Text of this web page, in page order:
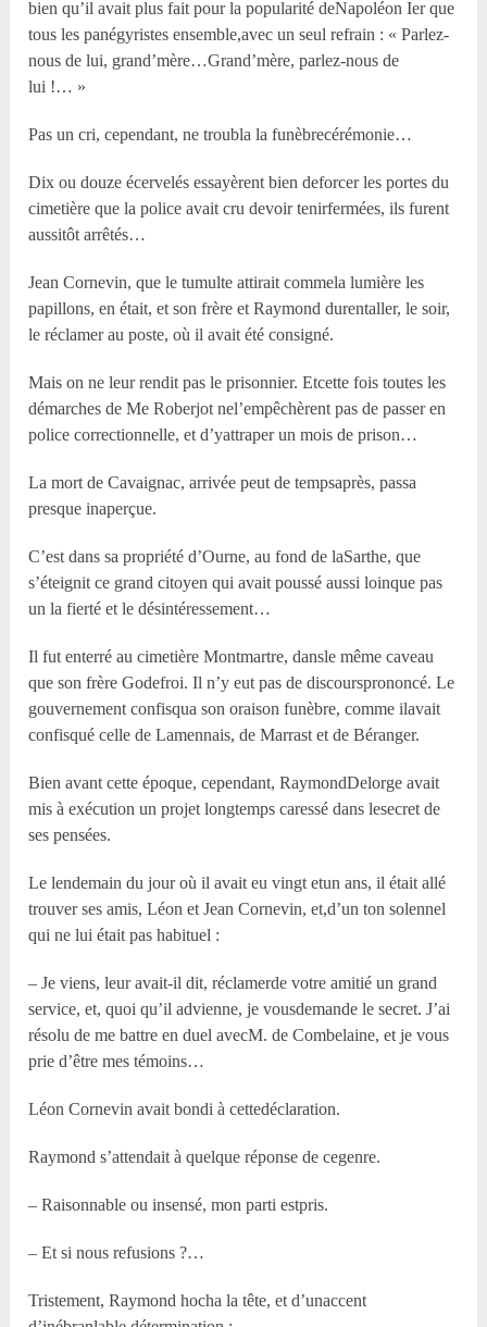
bien qu’il avait plus fait pour la popularité deNapoléon Ierque
tous les panégyristes ensemble,avec un seul refrain : « Parlez-
nous de lui, grand’mère…Grand’mère, parlez-nous de
lui !… »
Pas un cri, cependant, ne troubla la funèbrecérémonie…
Dix ou douze écervelés essayèrent bien deforcer les portes du
cimetière que la police avait cru devoir tenirfermées, ils furent
aussitôt arrêtés…
Jean Cornevin, que le tumulte attirait commela lumière les
papillons, en était, et son frère et Raymond durentaller, le soir,
le réclamer au poste, où il avait été consigné.
Mais on ne leur rendit pas le prisonnier. Etcette fois toutes les
démarches de Me Roberjot nel’empêchèrent pas de passer en
police correctionnelle, et d’yattraper un mois de prison…
La mort de Cavaignac, arrivée peut de tempsaprès, passa
presque inaperçue.
C’est dans sa propriété d’Ourne, au fond de laSarthe, que
s’éteignit ce grand citoyen qui avait poussé aussi loinque pas
un la fierté et le désintéressement…
Il fut enterré au cimetière Montmartre, dansle même caveau
que son frère Godefroi. Il n’y eut pas de discoursprononcé. Le
gouvernement confisqua son oraison funèbre, comme ilavait
confisqué celle de Lamennais, de Marrast et de Béranger.
Bien avant cette époque, cependant, RaymondDelorge avait
mis à exécution un projet longtemps caressé dans lesecret de
ses pensées.
Le lendemain du jour où il avait eu vingt etun ans, il était allé
trouver ses amis, Léon et Jean Cornevin, et,d’un ton solennel
qui ne lui était pas habituel :
– Je viens, leur avait-il dit, réclamerde votre amitié un grand
service, et, quoi qu’il advienne, je vousdemande le secret. J’ai
résolu de me battre en duel avecM. de Combelaine, et je vous
prie d’être mes témoins…
Léon Cornevin avait bondi à cettedéclaration.
Raymond s’attendait à quelque réponse de cegenre.
– Raisonnable ou insensé, mon parti estpris.
– Et si nous refusions ?…
Tristement, Raymond hocha la tête, et d’unaccent